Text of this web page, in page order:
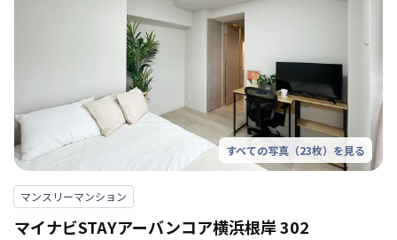
すべての写真（23枚）を見る
マンスリーマンション
マイナビSTAYアーバンコア横浜根岸302